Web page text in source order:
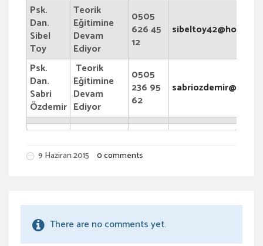
Psk.
Dan.
Sibel
Toy
Teorik
Eğitimine
Devam
Ediyor
0505
626 45
12
Psk.
Dan.
Sabri
Özdemir
Teorik
Eğitimine
Devam
Ediyor
0505
236 95
62
9 Haziran 2015 0 comments
There are no comments yet.